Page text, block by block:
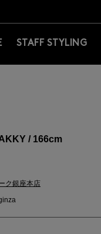
物の際は会員登録を！
物の際は会員登録を！
STAFF STYLING
/ 166cm
ク銀座本店